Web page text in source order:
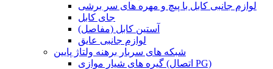
لوازم جانبی کابل با پیچ و مهره های سر برشی
جای کابل
آستین کابل (مفاصل)
لوازم جانبی عایق
شبکه های سربار برهنه ولتاژ پایین
گیره های شیار موازی (اتصال PG)